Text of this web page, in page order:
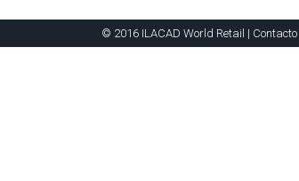
© 2016 ILACAD World Retail | Contacto